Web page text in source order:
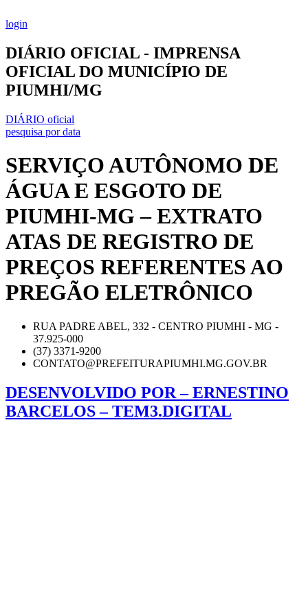
para
conteúdo
login
DIÁRIO OFICIAL - IMPRENSA
OFICIAL DO MUNICÍPIO DE
PIUMHI/MG
DIÁRIO oficial
pesquisa por data
SERVIÇO AUTÔNOMO DE
ÁGUA E ESGOTO DE
PIUMHI-MG – EXTRATO
ATAS DE REGISTRO DE
PREÇOS REFERENTES AO
PREGÃO ELETRÔNICO
RUA PADRE ABEL, 332 - CENTRO PIUMHI - MG -
37.925-000
(37) 3371-9200
CONTATO@PREFEITURAPIUMHI.MG.GOV.BR
DESENVOLVIDO POR – ERNESTINO
BARCELOS – TEM3.DIGITAL